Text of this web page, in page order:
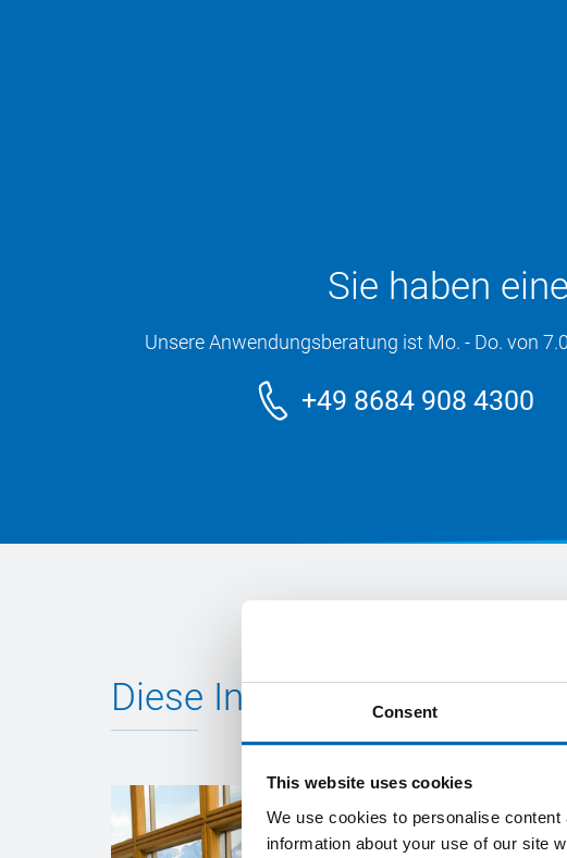
Consent
This website uses cookies
We use cookies to personalise
information about your use of our site
Sie haben
Unsere Anwendungsberatung ist Mo. - Do. von
+49 8684 908 4300
Diese Inhalte könnten Sie